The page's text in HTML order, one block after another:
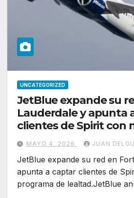
UNCATEGORIZED
JetBlue expande su
Lauderdale y apunta
clientes de Spirit con
programa de lealtad
MAYO 4, 2026 JUAN
JetBlue expande su red en
apunta a captar clientes de
programa de lealtad.JetBlue